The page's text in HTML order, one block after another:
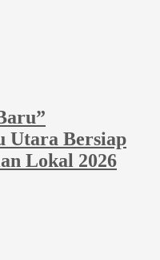
Bersiap
Lokal 2026